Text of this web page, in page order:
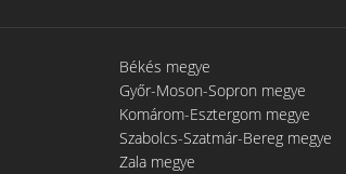
Békés megye
Győr-Moson-Sopron megye
Komárom-Esztergom megye
Szabolcs-Szatmár-Bereg megye
Zala megye